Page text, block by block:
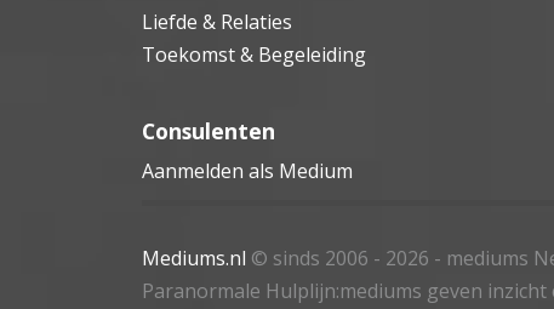
Liefde & Relaties
Toekomst & Begeleiding
Consulenten
Aanmelden als Medium
Mediums.nl © sinds 2006 - 2026 - mediums
Paranormale Hulplijn:mediums geven